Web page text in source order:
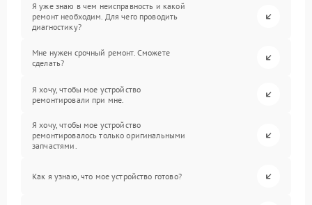
Я уже знаю в чем неисправность и какой
ремонт необходим. Для чего проводить
диагностику?
Мне нужен срочный ремонт. Сможете
сделать?
Я хочу, чтобы мое устройство
ремонтировали при мне.
Я хочу, чтобы мое устройство
ремонтировалось только оригинальными
запчастями.
Как я узнаю, что мое устройство готово?